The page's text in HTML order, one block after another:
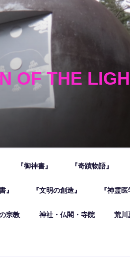
OF THE
『御神書』 『奇蹟物語』
』 『文明の創造』 『神霊
宗教 神社・仏閣・寺院 荒川